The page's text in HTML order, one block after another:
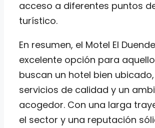
acceso a diferentes puntos
turístico.
En resumen, el Motel El
excelente opción para
buscan un hotel bien
servicios de calidad y un
acogedor. Con una larga
el sector y una reputación